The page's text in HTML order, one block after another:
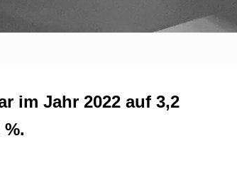
im Jahr 2022 auf 3,2